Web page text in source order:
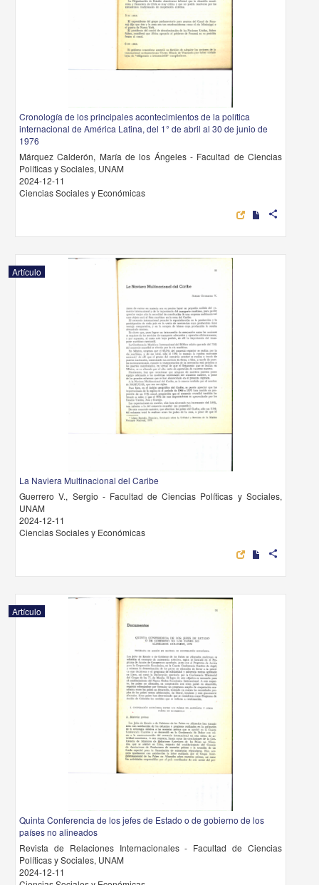
Cronología de los principales acontecimientos de la política
internacional de América Latina, del 1° de abril al 30 de junio de
1976
Márquez Calderón, María de los Ángeles - Facultad de Ciencias
Políticas y Sociales, UNAM
2024-12-11
Ciencias Sociales y Económicas
share
Artículo
La Naviera Multinacional del Caribe
Guerrero V., Sergio - Facultad de Ciencias Políticas y Sociales,
UNAM
2024-12-11
Ciencias Sociales y Económicas
share
Artículo
Quinta Conferencia de los jefes de Estado o de gobierno de los
países no alineados
Revista de Relaciones Internacionales - Facultad de Ciencias
Políticas y Sociales, UNAM
2024-12-11